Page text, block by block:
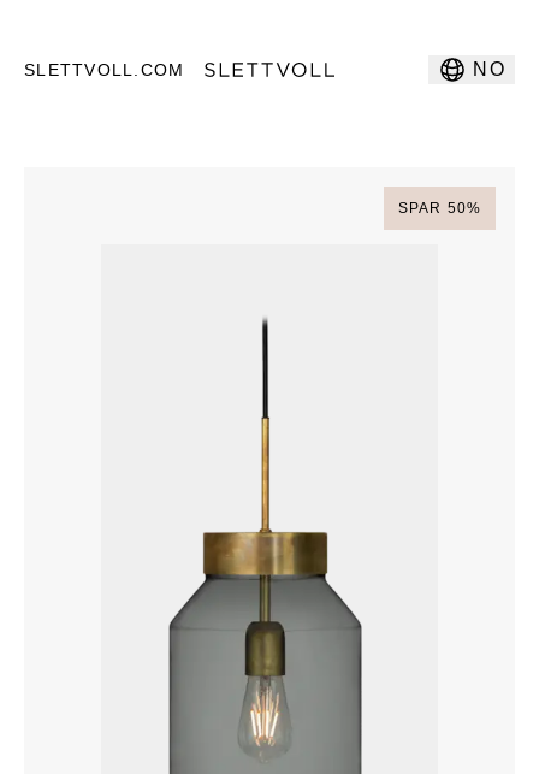
SLETTVOLL.COM NO
SPAR 50%